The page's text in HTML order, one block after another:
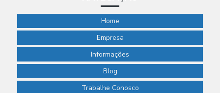
Home
Empresa
Informações
Blog
Trabalhe Conosco